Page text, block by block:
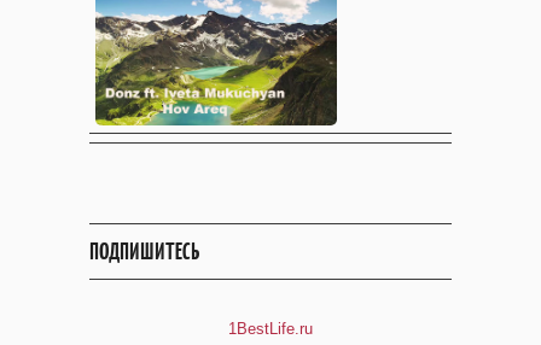
ПОДПИШИТЕСЬ
1BestLife.ru